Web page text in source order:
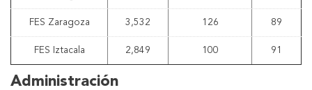
FES Zaragoza 3,532 126 89
FES Iztacala 2,849 100 91
Administración